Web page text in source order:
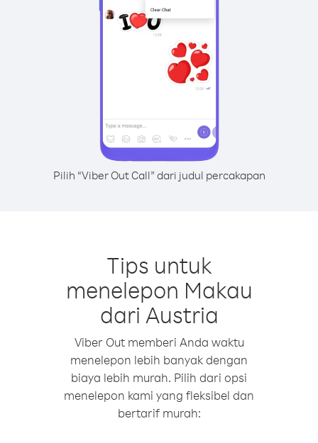
Pilih “Viber Out Call” dari judul percakapan
Tips untuk
menelepon Makau
dari Austria
Viber Out memberi Anda waktu
menelepon lebih banyak dengan
biaya lebih murah. Pilih dari opsi
menelepon kami yang fleksibel dan
bertarif murah: